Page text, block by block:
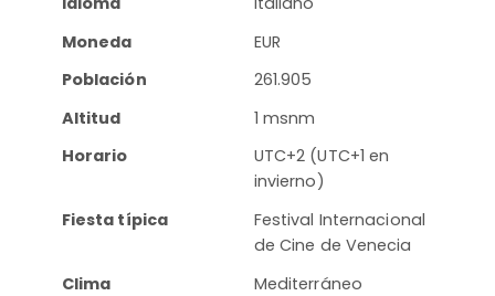
Moneda
EUR
Población
261.905
Altitud
1 msnm
Horario
UTC+2 (UTC+1 en
invierno)
Fiesta típica
Festival Internacional
de Cine de Venecia
Clima
Mediterráneo